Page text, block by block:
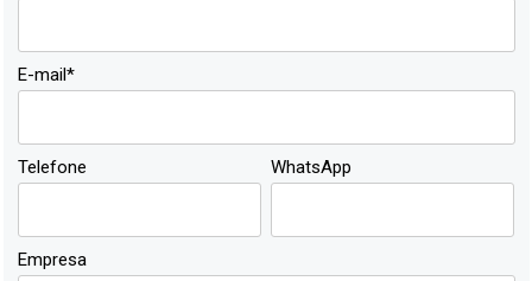
E-mail*
Telefone WhatsApp
Empresa